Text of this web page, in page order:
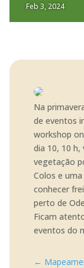
Feb 3, 2024
Na
de eventos
workshop
dia 10, 10
vegetação
Colos e
conhecer
perto de
Ficam
eventos do
←